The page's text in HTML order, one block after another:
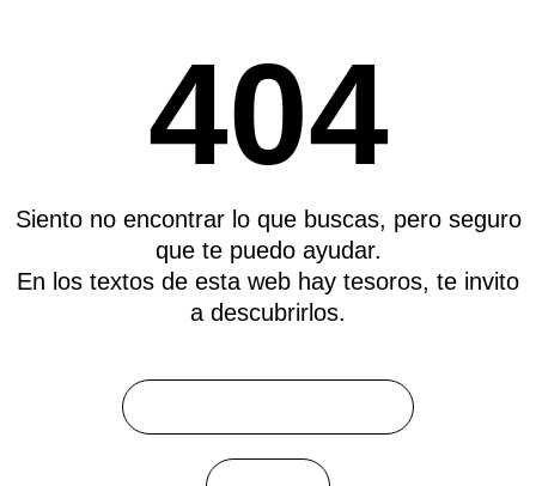
404
Siento no encontrar lo que buscas, pero seguro
que te puedo ayudar.
En los textos de esta web hay tesoros, te invito
a descubrirlos.